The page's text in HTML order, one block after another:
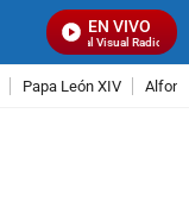
EN VIVO
Señal Visual Radio
Papa León XIV